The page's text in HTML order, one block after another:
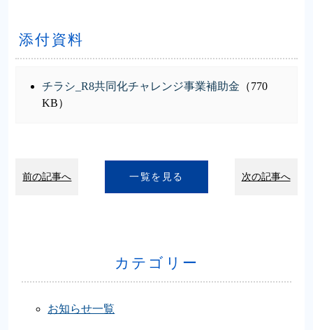
添付資料
チラシ_R8共同化チャレンジ事業補助金 （770
KB）
前の記事へ 一覧を見る 次の記事へ
カテゴリー
お知らせ一覧